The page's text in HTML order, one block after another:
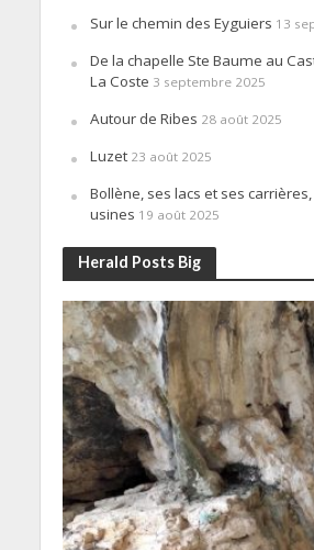
Sur le chemin des Eyguiers 13
De la chapelle Ste Baume au
La Coste 3 septembre 2025
Autour de Ribes 28 août 2025
Luzet 23 août 2025
Bollène, ses lacs et ses
usines 19 août 2025
Herald Posts Big